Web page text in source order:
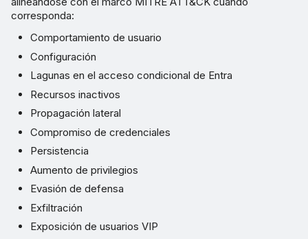
corresponda:
Comportamiento de usuario
Configuración
Lagunas en el acceso condicional de Entra
Recursos inactivos
Propagación lateral
Compromiso de credenciales
Persistencia
Aumento de privilegios
Evasión de defensa
Exfiltración
Exposición de usuarios VIP